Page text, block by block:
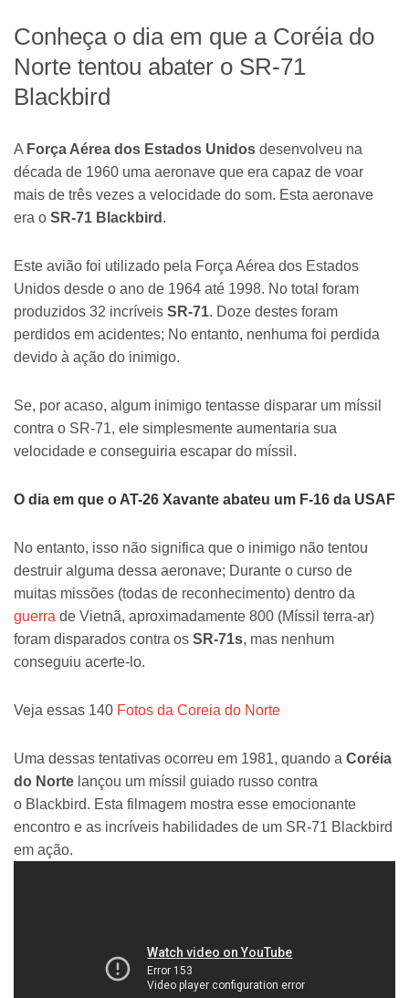
Conheça o dia em que a Coréia do
Norte tentou abater o SR-71
Blackbird
A Força Aérea dos Estados Unidos desenvolveu na
década de 1960 uma aeronave que era capaz de voar
mais de três vezes a velocidade do som. Esta aeronave
era o SR-71 Blackbird .
Este avião foi utilizado pela Força Aérea dos Estados
Unidos desde o ano de 1964 até 1998. No total foram
produzidos 32 incríveis SR-71. Doze destes foram
perdidos em acidentes; No entanto, nenhuma foi perdida
devido à ação do inimigo.
Se, por acaso, algum inimigo tentasse disparar um míssil
contra o SR-71, ele simplesmente aumentaria sua
velocidade e conseguiria escapar do míssil.
O dia em que o AT-26 Xavante abateu um F-16 da USAF
No entanto, isso não significa que o inimigo não tentou
destruir alguma dessa aeronave; Durante o curso de
muitas missões (todas de reconhecimento) dentro da
guerra de Vietnã, aproximadamente 800 (Míssil terra-ar)
foram disparados contra os SR-71s, mas nenhum
conseguiu acerte-lo.
Veja essas 140 Fotos da Coreia do Norte
Uma dessas tentativas ocorreu em 1981, quando a Coréia
do Norte lançou um míssil guiado russo contra
o Blackbird. Esta filmagem mostra esse emocionante
encontro e as incríveis habilidades de um SR-71 Blackbird
em ação.